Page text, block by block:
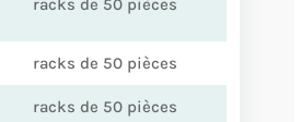
racks de 50 pièces
racks de 50 pièces
racks de 50 pièces